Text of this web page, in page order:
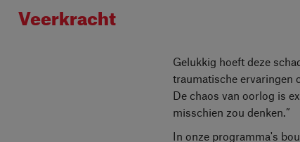
Veerkracht
Gelukkig hoeft deze
traumatische ervaringen
De chaos van oorlog is
misschien zou denken.”
In onze programma's